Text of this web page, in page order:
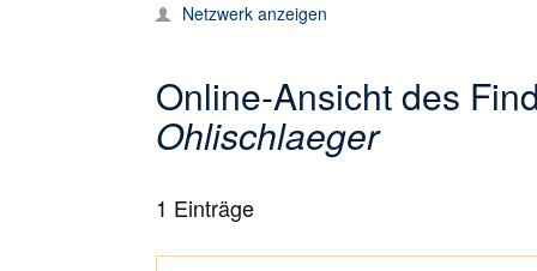
Netzwerk anzeigen
Online-Ansicht des
Ohlischlaeger
1 Einträge